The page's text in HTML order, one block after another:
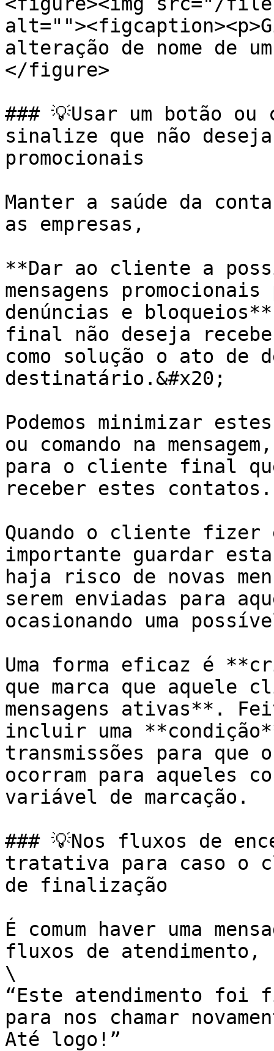
alteração de nome de
</figure>
### 💡Usar um botão
sinalize que não deseja
promocionais
Manter a saúde da
as empresas,
**Dar ao cliente a
mensagens
denúncias e
final não deseja
como solução o ato de
destinatário.&#x20;
Podemos minimizar
ou comando na
para o cliente final
receber estes contatos.
Quando o cliente
importante guardar
haja risco de novas
serem enviadas para
ocasionando uma
Uma forma eficaz é
que marca que aquele
mensagens ativas**.
incluir uma
transmissões para que
ocorram para aqueles
variável de marcação.
### 💡Nos fluxos de
tratativa para caso o
de finalização
É comum haver uma
fluxos de atendimento,
\
“Este atendimento foi
para nos chamar
Até logo!”